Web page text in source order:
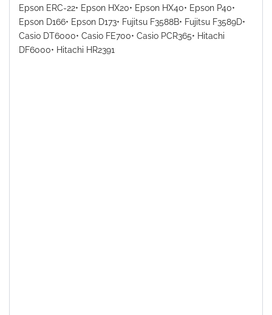
Epson ERC-22• Epson HX20• Epson HX40• Epson P40•
Epson D166• Epson D173• Fujitsu F3588B• Fujitsu F3589D•
Casio DT6000• Casio FE700• Casio PCR365• Hitachi
DF6000• Hitachi HR2391